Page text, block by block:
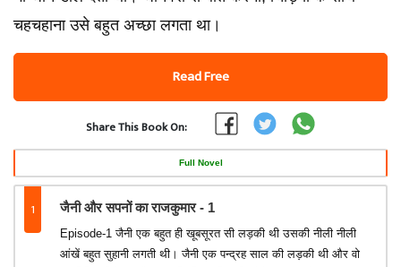
चहचहाना उसे बहुत अच्छा लगता था।
Read Free
Share This Book On:
Full Novel
1 जैनी और सपनों का राजकुमार - 1
Episode-1 जैनी एक बहुत ही खूबसूरत सी लड़की थी उसकी नीली नीली
आंखें बहुत सुहानी लगती थी। जैनी एक पन्द्रह साल की लड़की थी और वो